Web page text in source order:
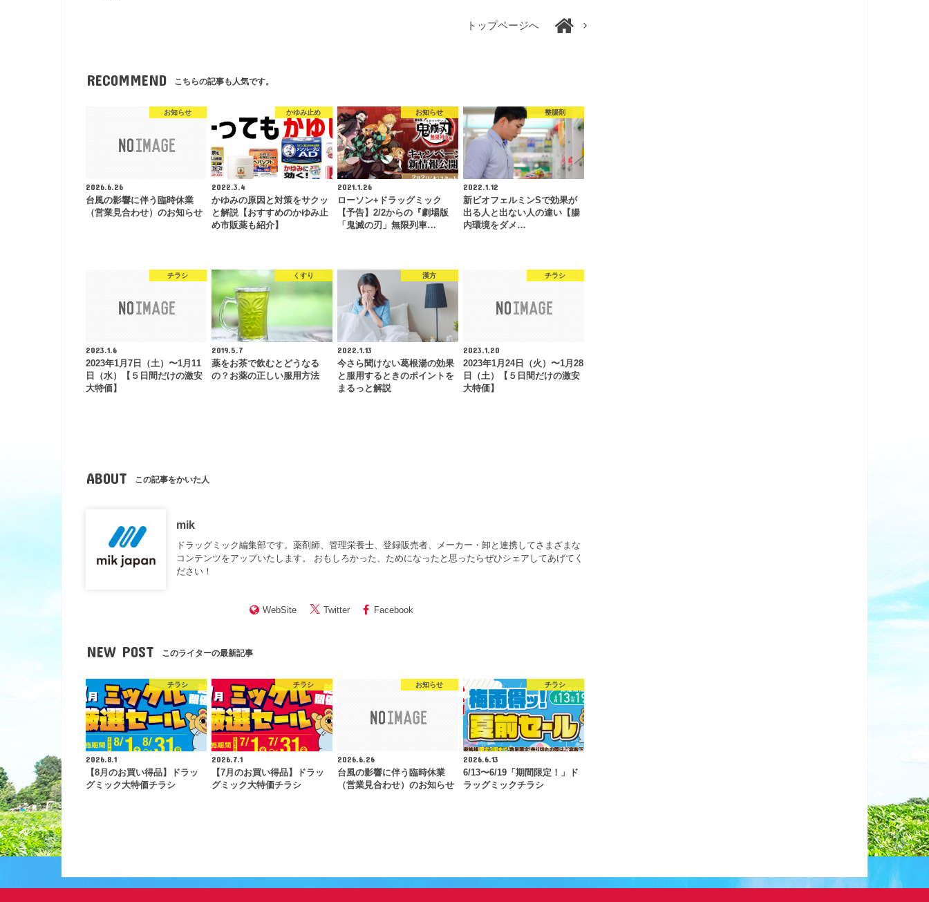
トップページへ
RECOMMEND こちらの記事も人気です。
お知らせ
2026.6.26
台風の影響に伴う臨時休業
（営業見合わせ）のお知らせ
かゆみ止め
2022.3.4
かゆみの原因と対策をサクッ
と解説【おすすめのかゆみ止
め市販薬も紹介】
お知らせ
2021.1.26
ローソン+ドラッグミック
【予告】2/2からの『劇場版
「鬼滅の刃」無限列車…
整腸剤
2022.1.12
新ビオフェルミンSで効果が
出る人と出ない人の違い【腸
内環境をダメ…
チラシ
2023.1.6
2023年1月7日（土）〜1月11
日（水）【５日間だけの激安
大特価】
くすり
2019.5.7
薬をお茶で飲むとどうなる
の？お薬の正しい服用方法
漢方
2022.1.13
今さら聞けない葛根湯の効果
と服用するときのポイントを
まるっと解説
チラシ
2023.1.20
2023年1月24日（火）〜1月28
日（土）【５日間だけの激安
大特価】
ABOUT この記事をかいた人
mik
ドラッグミック編集部です。薬剤師、管理栄養士、登録販売者、メーカー・卸と連携してさまざまな
コンテンツをアップいたします。 おもしろかった、ためになったと思ったらぜひシェアしてあげてく
ださい！
WebSite Twitter Facebook
NEW POST このライターの最新記事
チラシ
2026.8.1
【8月のお買い得品】ドラッ
グミック大特価チラシ
チラシ
2026.7.1
【7月のお買い得品】ドラッ
グミック大特価チラシ
お知らせ
2026.6.26
台風の影響に伴う臨時休業
（営業見合わせ）のお知らせ
チラシ
2026.6.13
6/13〜6/19「期間限定！」ド
ラッグミックチラシ